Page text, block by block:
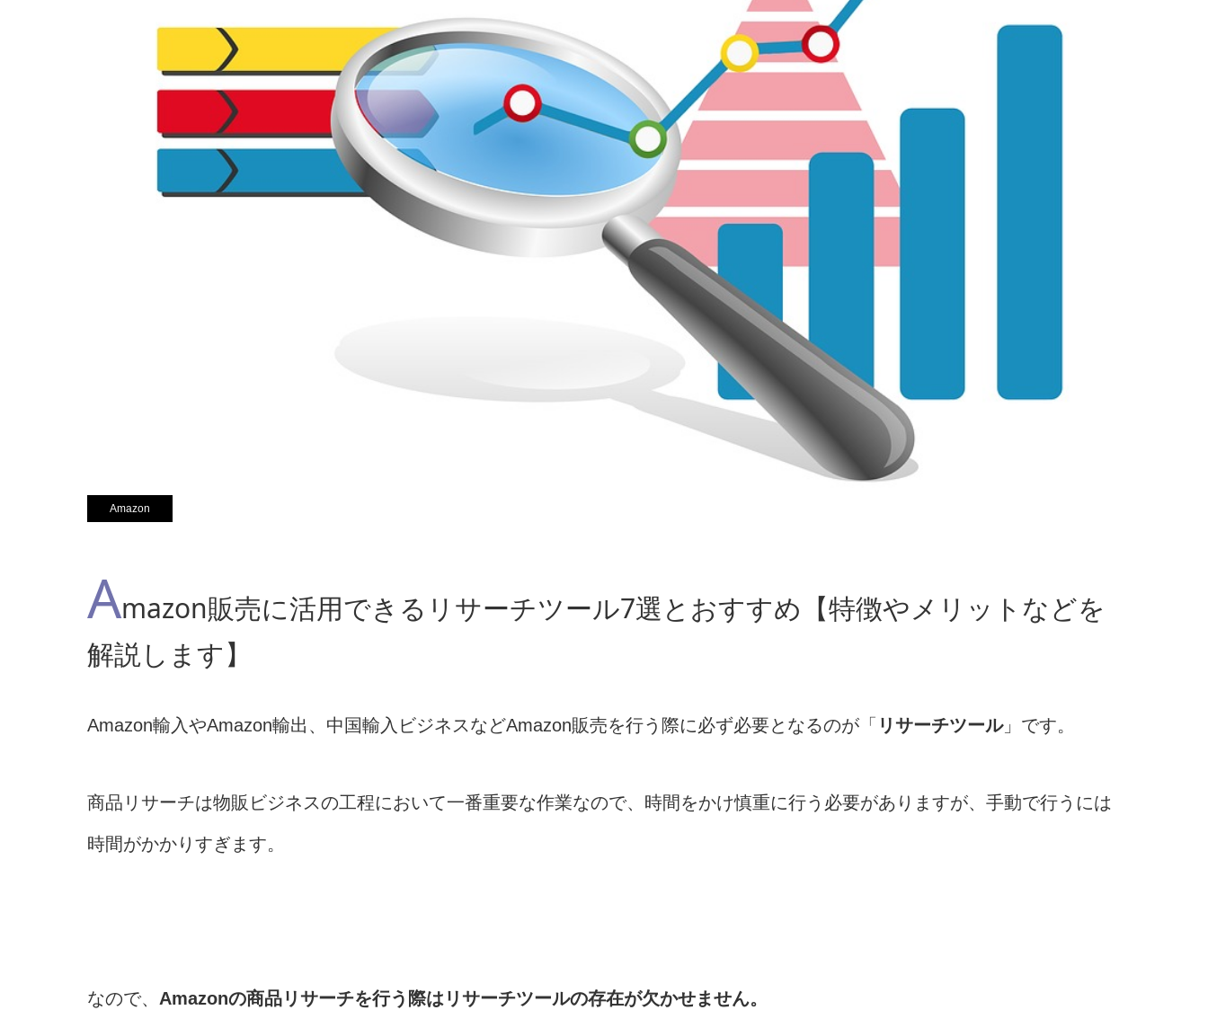
Amazon
Amazon販売に活用できるリサーチツール7選とおすすめ【特徴やメリットなどを
解説します】
Amazon輸入やAmazon輸出、中国輸入ビジネスなどAmazon販売を行う際に必ず必要となるのが「 リサーチツール」です。
商品リサーチは物販ビジネスの工程において一番重要な作業なので、時間をかけ慎重に行う必要がありますが、手動で行うには
時間がかかりすぎます。
なので、 Amazonの商品リサーチを行う際はリサーチツールの存在が欠かせません。